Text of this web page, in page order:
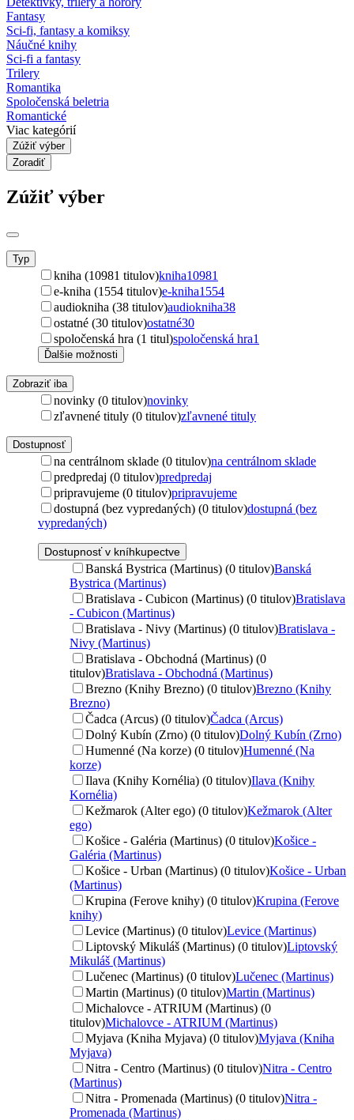
Fantasy
Sci-fi, fantasy a komiksy
Náučné knihy
Sci-fi a fantasy
Trilery
Romantika
Spoločenská beletria
Romantické
Viac kategórií
Zúžiť výber
Zoradiť
Zúžiť výber
Typ
kniha (10981 titulov)kniha10981
e-kniha (1554 titulov)e-kniha1554
audiokniha (38 titulov)audiokniha38
ostatné (30 titulov)ostatné30
spoločenská hra (1 titul)spoločenská hra1
Ďalšie možnosti
Zobraziť iba
novinky (0 titulov)novinky
zľavnené tituly (0 titulov)zľavnené tituly
Dostupnosť
na centrálnom sklade (0 titulov)na centrálnom sklade
predpredaj (0 titulov)predpredaj
pripravujeme (0 titulov)pripravujeme
dostupná (bez vypredaných) (0 titulov)dostupná (bez
vypredaných)
Dostupnosť v kníhkupectve
Banská Bystrica (Martinus) (0 titulov)Banská
Bystrica (Martinus)
Bratislava - Cubicon (Martinus) (0 titulov)Bratislava
- Cubicon (Martinus)
Bratislava - Nivy (Martinus) (0 titulov)Bratislava -
Nivy (Martinus)
Bratislava - Obchodná (Martinus) (0
titulov)Bratislava - Obchodná (Martinus)
Brezno (Knihy Brezno) (0 titulov)Brezno (Knihy
Brezno)
Čadca (Arcus) (0 titulov)Čadca (Arcus)
Dolný Kubín (Zrno) (0 titulov)Dolný Kubín (Zrno)
Humenné (Na korze) (0 titulov)Humenné (Na
korze)
Ilava (Knihy Kornélia) (0 titulov)Ilava (Knihy
Kornélia)
Kežmarok (Alter ego) (0 titulov)Kežmarok (Alter
ego)
Košice - Galéria (Martinus) (0 titulov)Košice -
Galéria (Martinus)
Košice - Urban (Martinus) (0 titulov)Košice - Urban
(Martinus)
Krupina (Ferove knihy) (0 titulov)Krupina (Ferove
knihy)
Levice (Martinus) (0 titulov)Levice (Martinus)
Liptovský Mikuláš (Martinus) (0 titulov)Liptovský
Mikuláš (Martinus)
Lučenec (Martinus) (0 titulov)Lučenec (Martinus)
Martin (Martinus) (0 titulov)Martin (Martinus)
Michalovce - ATRIUM (Martinus) (0
titulov)Michalovce - ATRIUM (Martinus)
Myjava (Kniha Myjava) (0 titulov)Myjava (Kniha
Myjava)
Nitra - Centro (Martinus) (0 titulov)Nitra - Centro
(Martinus)
Nitra - Promenada (Martinus) (0 titulov)Nitra -
Promenada (Martinus)